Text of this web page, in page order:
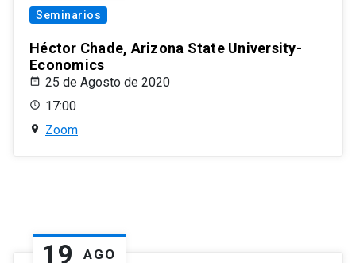
Seminarios
Héctor Chade, Arizona State University-
Economics
25 de Agosto de 2020
17:00
Zoom
19 AGO